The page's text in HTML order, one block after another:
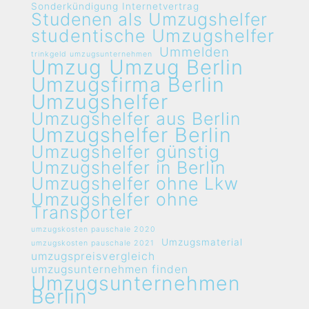
Sonderkündigung Internetvertrag
Studenen als Umzugshelfer
studentische Umzugshelfer
trinkgeld umzugsunternehmen Ummelden
Umzug Umzug Berlin
Umzugsfirma Berlin
Umzugshelfer
Umzugshelfer aus Berlin
Umzugshelfer Berlin
Umzugshelfer günstig
Umzugshelfer in Berlin
Umzugshelfer ohne Lkw
Umzugshelfer ohne
Transporter
umzugskosten pauschale 2020
umzugskosten pauschale 2021
Umzugsmaterial
umzugspreisvergleich
umzugsunternehmen finden
Umzugsunternehmen
Berlin